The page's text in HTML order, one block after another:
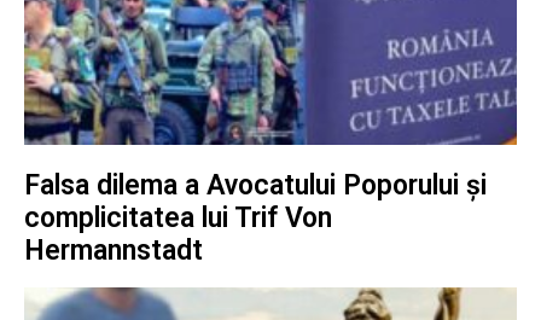
Falsa dilema a Avocatului Poporului și
complicitatea lui Trif Von
Hermannstadt